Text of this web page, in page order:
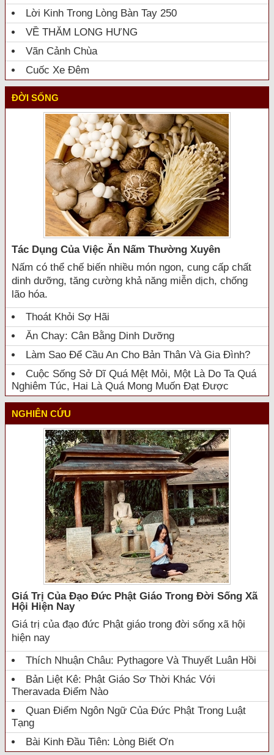
Lời Kinh Trong Lòng Bàn Tay 250
VỀ THĂM LONG HƯNG
Vãn Cảnh Chùa
Cuốc Xe Đêm
ĐỜI SỐNG
Tác Dụng Của Việc Ăn Nấm Thường Xuyên
Nấm có thể chế biến nhiều món ngon, cung cấp chất
dinh dưỡng, tăng cường khả năng miễn dịch, chống
lão hóa.
Thoát Khỏi Sợ Hãi
Ăn Chay: Cân Bằng Dinh Dưỡng
Làm Sao Để Cầu An Cho Bản Thân Và Gia Đình?
Cuộc Sống Sở Dĩ Quá Mệt Mỏi, Một Là Do Ta Quá
Nghiêm Túc, Hai Là Quá Mong Muốn Đạt Được
NGHIÊN CỨU
Giá Trị Của Đạo Đức Phật Giáo Trong Đời Sống Xã
Hội Hiện Nay
Giá trị của đạo đức Phật giáo trong đời sống xã hội
hiện nay
Thích Nhuận Châu: Pythagore Và Thuyết Luân Hồi
Bản Liệt Kê: Phật Giáo Sơ Thời Khác Với
Theravada Điểm Nào
Quan Điểm Ngôn Ngữ Của Đức Phật Trong Luật
Tạng
Bài Kinh Đầu Tiên: Lòng Biết Ơn